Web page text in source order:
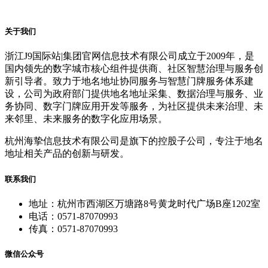
关于我们
浙江J9国际站|集团官网信息技术有限公司成立于2009年，是
国内领先的数字城市核心组件提供商、社区智慧治理与服务创
新引导者。致力于地名地址协同服务与智慧门牌服务体系建
设，公司为政府部门提供地名地址采集、数据治理与服务、业
务协同、数字门牌应用开发等服务，为社区提供未来治理、未
来邻里、未来服务的数字化应用场景。
杭州海挚信息技术有限公司是旗下的控股子公司，专注于地名
地址相关产品的创新与研发。
联系我们
地址：杭州市西湖区万塘路8号黄龙时代广场B座1202室
电话：0571-87070993
传真：0571-87070993
微信公众号